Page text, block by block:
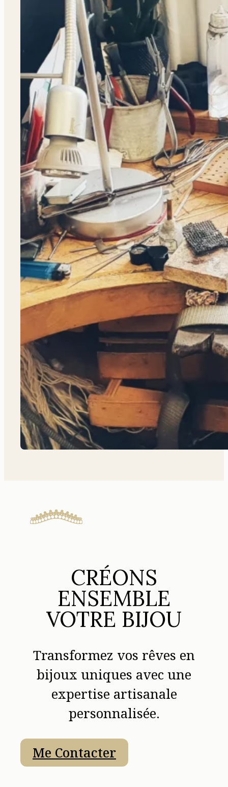
CRÉONS
ENSEMBLE
VOTRE BIJOU
Transformez vos rêves en
bijoux uniques avec une
expertise artisanale
personnalisée.
Me Contacter